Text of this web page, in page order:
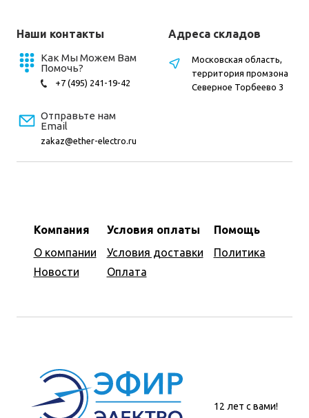
Наши контакты
Как Мы Можем Вам
Помочь?
+7 (495) 241-19-42
Отправьте нам
Email
zakaz@ether-electro.ru
Компания
О компании
Новости
Условия оплаты
Условия доставки
Оплата
Помощь
Политика
Адреса складов
Московская область,
территория промзона
Северное Торбеево 3
12 лет с вами!